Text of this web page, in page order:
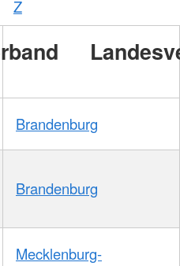
Z
Brandenburg
Brandenburg
Mecklenburg-